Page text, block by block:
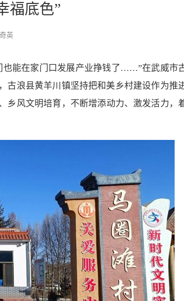
福底色”
英
能在家门口发展产业挣钱了……”在武威市
古浪县黄羊川镇坚持把和美乡村建设作为推
乡风文明培育，不断增添动力、激发活力，